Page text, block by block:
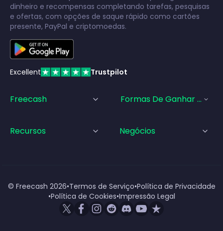
dinheiro e recompensas completando tarefas, pesquisas
e ofertas, com opções de saque rápido como cartões
presente, PayPal e criptomoedas.
Excellent Trustpilot
Freecash Formas De Ganhar
Recursos Negócios
© Freecash 2026•Termos de Serviço•Política de Privacidade
•Política de Cookies•Impressão Legal